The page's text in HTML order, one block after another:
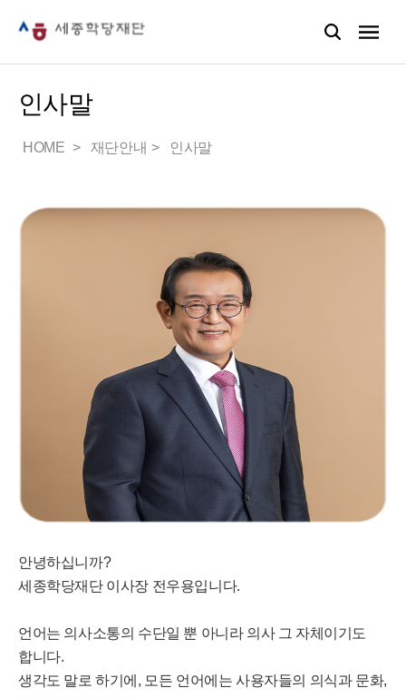
인사말
HOME 재단안내 인사말
안녕하십니까?
세종학당재단 이사장 전우용입니다.
언어는 의사소통의 수단일 뿐 아니라 의사 그 자체이기도
합니다.
생각도 말로 하기에, 모든 언어에는 사용자들의 의식과 문화,